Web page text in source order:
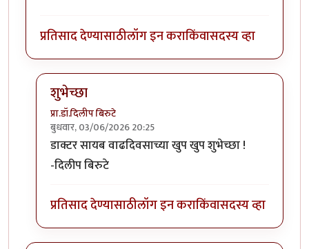
प्रतिसाद देण्यासाठीलॉग इन कराकिंवासदस्य व्हा
शुभेच्छा
प्रा.डॉ.दिलीप बिरुटे
बुधवार, 03/06/2026 20:25
In reply toभाजपचे सत्तेचे राजकारण सुरु…by
डाक्टर सायब वाढदिवसाच्या खुप खुप शुभेच्छा !
-दिलीप बिरुटे
प्रतिसाद देण्यासाठीलॉग इन कराकिंवासदस्य व्हा